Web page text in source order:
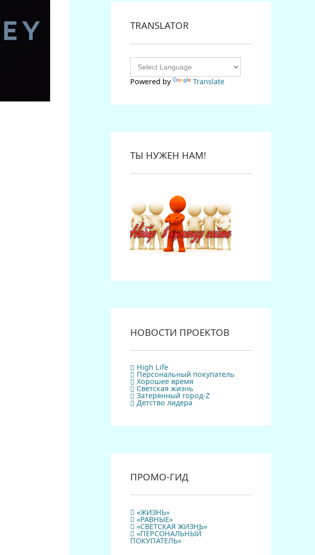
TRANSLATOR
Powered by Translate
ТЫ НУЖЕН НАМ!
НОВОСТИ ПРОЕКТОВ
High Life
Персональный покупатель
Хорошее время
Светская жизнь
Затерянный город-Z
Детство лидера
ПРОМО-ГИД
«ЖИЗНЬ»
«РАВНЫЕ»
«СВЕТСКАЯ ЖИЗНЬ»
«ПЕРСОНАЛЬНЫЙ
ПОКУПАТЕЛЬ»